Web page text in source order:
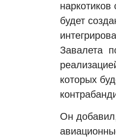
будет
Завалета
которых
Он